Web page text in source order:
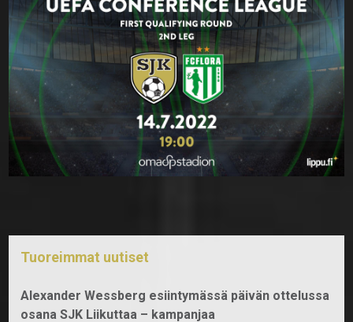
Tuoreimmat uutiset
Alexander Wessberg esiintymässä päivän ottelussa
osana SJK Liikuttaa – kampanjaa